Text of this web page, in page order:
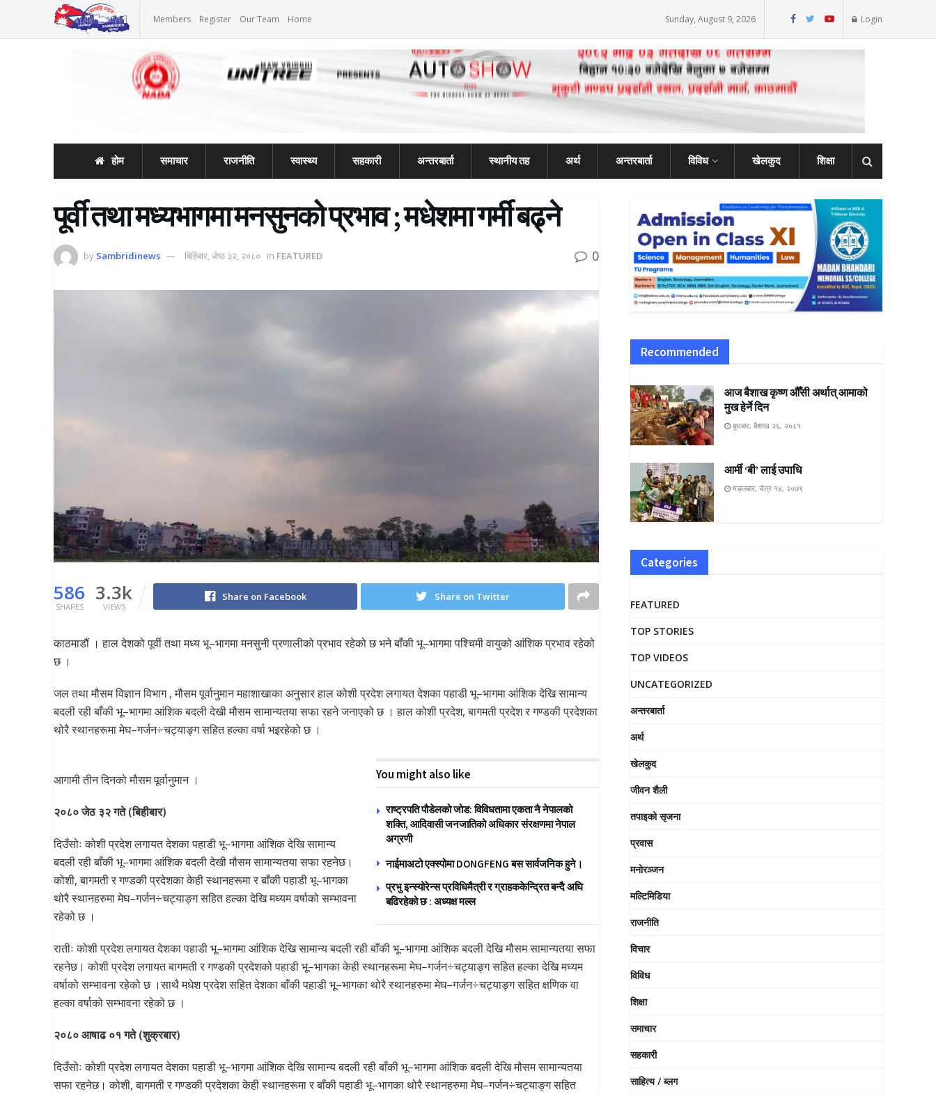
Members Register Our Team Home Sunday, August 9, 2026 Login
होम समाचार राजनीति स्वास्थ्य सहकारी अन्तरबार्ता स्थानीय तह अर्थ अन्तरबार्ता विविध खेलकुद शिक्षा
पूर्वी तथा मध्यभागमा मनसुनको प्रभाव ; मधेशमा गर्मी बढ्ने
by Sambridinews बिहिबार, जेष्ठ ३२, २०८० in FEATURED 0
586
SHARES
3.3k
VIEWS
Share on Facebook Share on Twitter
काठमाडौं । हाल देशको पूर्वी तथा मध्य भू–भागमा मनसुनी प्रणालीको प्रभाव रहेको छ भने बाँकी भू–भागमा पश्चिमी वायुको आंशिक प्रभाव रहेको
छ ।
जल तथा मौसम विज्ञान विभाग , मौसम पूर्वानुमान महाशाखाका अनुसार हाल कोशी प्रदेश लगायत देशका पहाडी भू–भागमा आंशिक देखि सामान्य
बदली रही बाँकी भू–भागमा आंशिक बदली देखी मौसम सामान्यतया सफा रहने जनाएको छ । हाल कोशी प्रदेश, बागमती प्रदेश र गण्डकी प्रदेशका
थोरै स्थानहरूमा मेघ–गर्जन÷चट्याङ्ग सहित हल्का वर्षा भइरहेको छ ।
You might also like
राष्ट्रपति पौडेलको जोड: विविधतामा एकता नै नेपालको
शक्ति, आदिवासी जनजातिको अधिकार संरक्षणमा नेपाल
अग्रणी
नाईमाअटो एक्स्पोमा DONGFENG बस सार्वजनिक हुने।
प्रभु इन्स्योरेन्स प्रविधिमैत्री र ग्राहककेन्द्रित बन्दै अघि
बढिरहेको छ : अध्यक्ष मल्ल
आगामी तीन दिनको मौसम पूर्वानुमान ।
२०८० जेठ ३२ गते (बिहीबार)
दिउँसोः कोशी प्रदेश लगायत देशका पहाडी भू–भागमा आंशिक देखि सामान्य
बदली रही बाँकी भू–भागमा आंशिक बदली देखी मौसम सामान्यतया सफा रहनेछ।
कोशी, बागमती र गण्डकी प्रदेशका केही स्थानहरूमा र बाँकी पहाडी भू–भागका
थोरै स्थानहरुमा मेघ–गर्जन÷चट्याङ्ग सहित हल्का देखि मध्यम वर्षाको सम्भावना
रहेको छ ।
रातीः कोशी प्रदेश लगायत देशका पहाडी भू–भागमा आंशिक देखि सामान्य बदली रही बाँकी भू–भागमा आंशिक बदली देखि मौसम सामान्यतया सफा
रहनेछ। कोशी प्रदेश लगायत बागमती र गण्डकी प्रदेशको पहाडी भू–भागका केही स्थानहरूमा मेघ–गर्जन÷चट्याङ्ग सहित हल्का देखि मध्यम
वर्षाको सम्भावना रहेको छ ।साथै मधेश प्रदेश सहित देशका बाँकी पहाडी भू–भागका थोरै स्थानहरुमा मेघ–गर्जन÷चट्याङ्ग सहित क्षणिक वा
हल्का वर्षाको सम्भावना रहेको छ ।
२०८० आषाढ ०१ गते (शुक्रबार)
दिउँसोः कोशी प्रदेश लगायत देशका पहाडी भू–भागमा आंशिक देखि सामान्य बदली रही बाँकी भू–भागमा आंशिक बदली देखि मौसम सामान्यतया
सफा रहनेछ। कोशी, बागमती र गण्डकी प्रदेशका केही स्थानहरूमा र बाँकी पहाडी भू–भागका थोरै स्थानहरुमा मेघ–गर्जन÷चट्याङ्ग सहित
Recommended
आज बैशाख कृष्ण औँसी अर्थात् आमाको
मुख हेर्ने दिन
बुधबार, बैशाख २६, २०८१
आर्मी ‘बी’ लाई उपाधि
मङ्लबार, चैत्र १४, २०७९
Categories
FEATURED
TOP STORIES
TOP VIDEOS
UNCATEGORIZED
अन्तरबार्ता
अर्थ
खेलकुद
जीवन शैली
तपाइको सृजना
प्रवास
मनोरञ्जन
मल्टिमिडिया
राजनीति
विचार
विविध
शिक्षा
समाचार
सहकारी
साहित्य / ब्लग